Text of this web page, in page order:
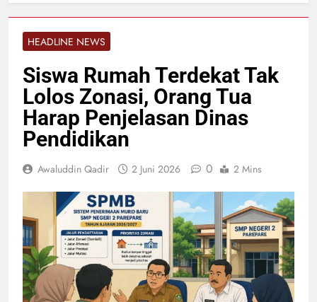
HEADLINE NEWS
Siswa Rumah Terdekat Tak
Lolos Zonasi, Orang Tua
Harap Penjelasan Dinas
Pendidikan
Awaluddin Qadir 2 Juni 2026 0 2 Mins